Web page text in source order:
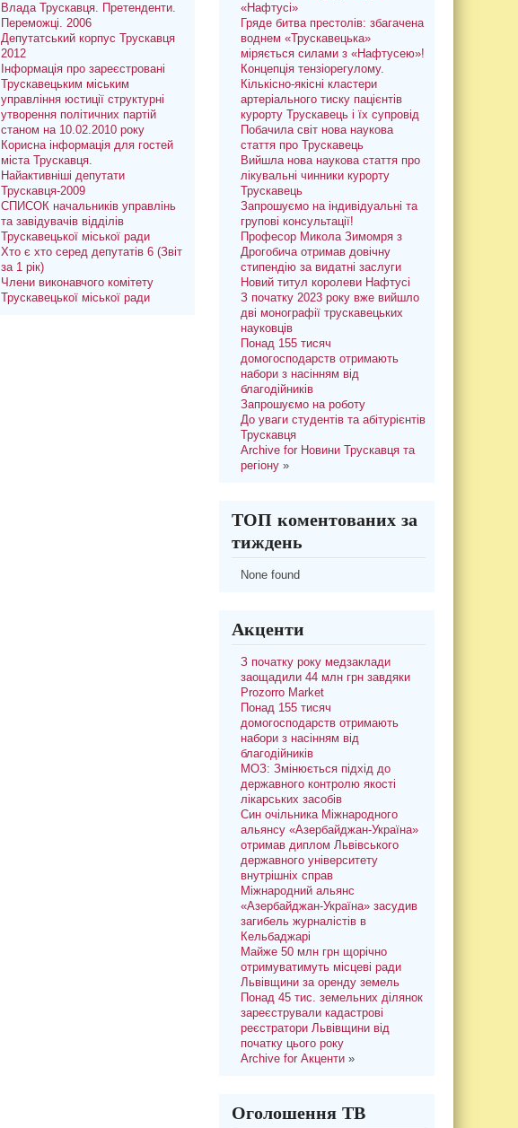
Влада Трускавця. Претенденти.
Переможці. 2006
Депутатський корпус Трускавця
2012
Інформація про зареєстровані
Трускавецьким міським
управління юстиції структурні
утворення політичних партій
станом на 10.02.2010 року
Корисна інформація для гостей
міста Трускавця.
Найактивніші депутати
Трускавця-2009
СПИСОК начальників управлінь
та завідувачів відділів
Трускавецької міської ради
Хто є хто серед депутатів 6 (Звіт
за 1 рік)
Члени виконавчого комітету
Трускавецької міської ради
«Нафтусі»
Гряде битва престолів: збагачена
воднем «Трускавецька»
міряється силами з «Нафтусею»!
Концепція тензіорегулому.
Кількісно-якісні кластери
артеріального тиску пацієнтів
курорту Трускавець і їх супровід
Побачила світ нова наукова
стаття про Трускавець
Вийшла нова наукова стаття про
лікувальні чинники курорту
Трускавець
Запрошуємо на індивідуальні та
групові консультації!
Професор Микола Зимомря з
Дрогобича отримав довічну
стипендію за видатні заслуги
Новий титул королеви Нафтусі
З початку 2023 року вже вийшло
дві монографії трускавецьких
науковців
Понад 155 тисяч
домогосподарств отримають
набори з насінням від
благодійників
Запрошуємо на роботу
До уваги студентів та абітурієнтів
Трускавця
Archive for Новини Трускавця та
регіону»
ТОП коментованих за
тиждень
None found
Акценти
З початку року медзаклади
заощадили 44 млн грн завдяки
Prozorro Market
Понад 155 тисяч
домогосподарств отримають
набори з насінням від
благодійників
МОЗ: Змінюється підхід до
державного контролю якості
лікарських засобів
Син очільника Міжнародного
альянсу «Азербайджан-Україна»
отримав диплом Львівського
державного університету
внутрішніх справ
Міжнародний альянс
«Азербайджан-Україна» засудив
загибель журналістів в
Кельбаджарі
Майже 50 млн грн щорічно
отримуватимуть місцеві ради
Львівщини за оренду земель
Понад 45 тис. земельних ділянок
зареєстрували кадастрові
реєстратори Львівщини від
початку цього року
Archive for Акценти»
Оголошення ТВ